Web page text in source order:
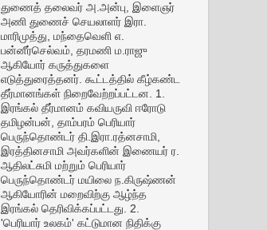
துணைத் தலைவர் அ.அன்பு, இளைஞர்
அணி துணைச் செயலாளர் இரா.
மாரிமுத்து, மந்தைவெளி எ.
பன்னீர்செல்வம், தரமணி ம.ராஜு
ஆகியோர் கருத்துகளை
எடுத்துரைத்தனர். கூட்டத்தில் கீழ்கண்ட
தீர்மானங்கள் நிறைவேற்றப்பட்டன. 1.
இரங்கல் தீர்மானம் கவியருவி ஈரோடு
தமிழன்பன், தாம்பரம் பெரியார்
பெருந்தொண்டர் தி.இரா.ரத்னசாமி,
இரத்தினசாமி அவர்களின் இணையர் ர.
ஆதிலட்சுமி மற்றும் பெரியார்
பெருந்தொண்டர் மயிலை ந.கிருஷ்ணன்
ஆகியோரின் மறைவிற்கு ஆழ்ந்த
இரங்கல் தெரிவிக்கப்பட்டது. 2.
'பெரியார் உலகம்' கட்டுமான நிதிக்கு